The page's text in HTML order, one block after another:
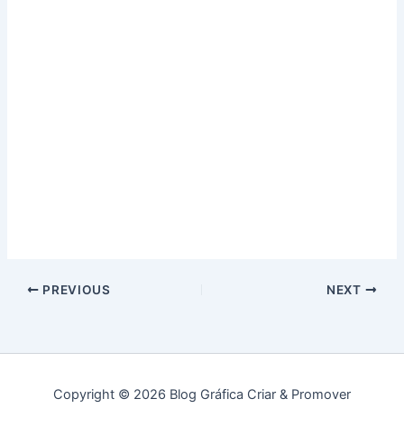
PREVIOUS NEXT
Copyright © 2026 Blog Gráfica Criar & Promover